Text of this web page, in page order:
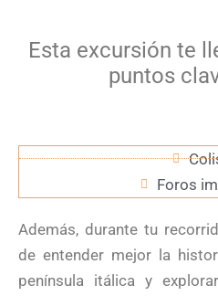
Esta excursión te
puntos
Foros
Además, durante tu
de entender mejor la
península itálica y